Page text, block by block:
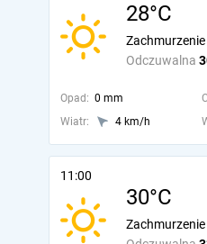
28°C
Odczuwalna
Zachmurzenie
Opad: 0 mm
Wiatr:
4 km/h
11:00
30°C
Zachmurzenie